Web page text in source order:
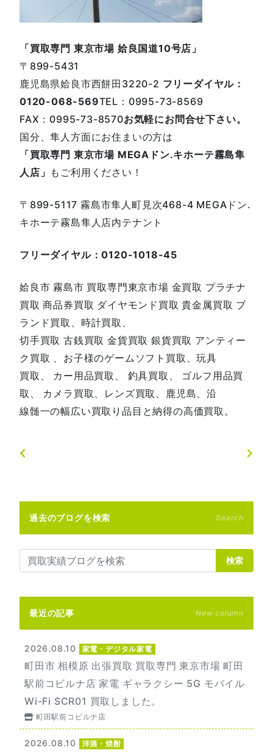
「買取専門 東京市場 姶良国道10号店」
〒899-5431
鹿児島県姶良市西餅田3220-2 フリーダイヤル：
0120-068-569TEL：0995-73-8569
FAX：0995-73-8570お気軽にお問合せ下さい。
国分、隼人方面にお住まいの方は
「買取専門 東京市場 MEGAドン.キホーテ霧島隼
人店」 もご利用ください！
〒899-5117 霧島市隼人町見次468-4 MEGAドン.
キホーテ霧島隼人店内テナント
フリーダイヤル：0120-1018-45
姶良市 霧島市 買取専門東京市場 金買取 プラチナ
買取 商品券買取 ダイヤモンド買取 貴金属買取 ブ
ランド買取、時計買取、
切手買取 古銭買取 金貨買取 銀貨買取 アンティー
ク買取 、お子様のゲームソフト買取、玩具
買取、 カー用品買取、 釣具買取、 ゴルフ用品買
取、 カメラ買取、レンズ買取、鹿児島、沿
線髄一の幅広い買取り品目と納得の高価買取。
過去のブログを検索 Search
検索
最近の記事 New column
2026.08.10 家電・デジタル家電
町田市 相模原 出張買取 買取専門 東京市場 町田
駅前コビルナ店 家電 ギャラクシー 5G モバイル
Wi-Fi SCR01 買取しました。
町田駅前コビルナ店
2026.08.10 洋酒・焼酎